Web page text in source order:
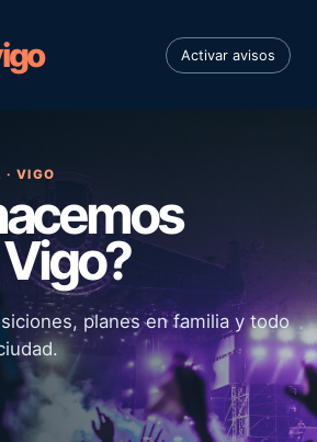
Activar avisos
· VIGO
planes en familia y todo